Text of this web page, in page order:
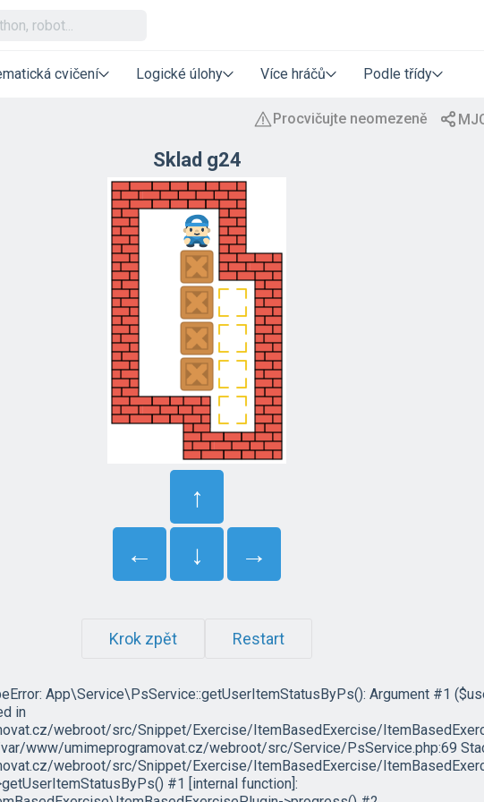
cvičení Logické úlohy Více hráčů Podle třídy
Sklad g24
↑
←
↓ →
Krok zpět Restart
App\Service\PsService::getUserItemStatusByPs(): Argument #1
in
webroot/src/Snippet/Exercise/ItemBasedExercise/
www/umimeprogramovat.cz/webroot/src/Service/PsService.php:69
webroot/src/Snippet/Exercise/ItemBasedExercise/
#1 [internal function]: